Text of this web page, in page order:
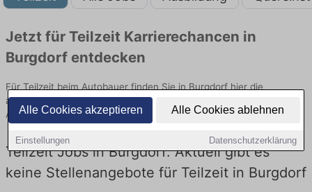
Alle Cookies akzeptieren Alle Cookies ablehnen
Einstellungen Datenschutzerklärung
Jetzt für Teilzeit Karrierechancen in
Burgdorf entdecken
Für Teilzeit beim Autobauer finden Sie in Burgdorf hier die
aktuellsten Angebote. Entdecken Sie freie Optionen von Top-
Arbeitgebern und bewerben Sie sich noch heute.
Teilzeit Jobs in Burgdorf: Aktuell gibt es
keine Stellenangebote für Teilzeit in Burgdorf